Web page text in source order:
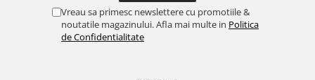
Vreau sa primesc newslettere cu promotiile &
noutatile magazinului. Afla mai multe in Politica
de Confidentialitate